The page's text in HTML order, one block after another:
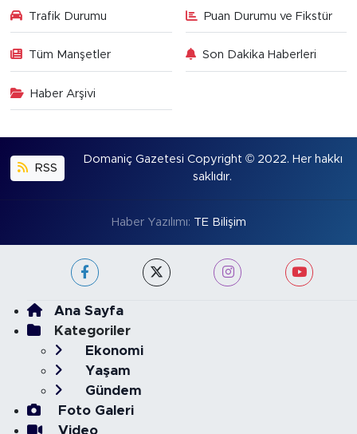
Trafik Durumu Puan Durumu ve Fikstür
Tüm Manşetler Son Dakika Haberleri
Haber Arşivi
RSS
Domaniç Gazetesi Copyright © 2022. Her hakkı
saklıdır.
Haber Yazılımı: TE Bilişim
Ana Sayfa
Kategoriler
Ekonomi
Yaşam
Gündem
Foto Galeri
Video